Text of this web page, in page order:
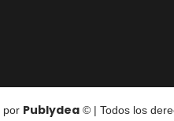
por Publydea© | Todos los